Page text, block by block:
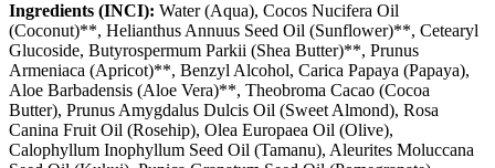
Ingredients (INCI): Water (Aqua), Cocos Nucifera Oil
(Coconut)**, Helianthus Annuus Seed Oil (Sunflower)**, Cetearyl
Glucoside, Butyrospermum Parkii (Shea Butter)**, Prunus
Armeniaca (Apricot)**, Benzyl Alcohol, Carica Papaya (Papaya),
Aloe Barbadensis (Aloe Vera)**, Theobroma Cacao (Cocoa
Butter), Prunus Amygdalus Dulcis Oil (Sweet Almond), Rosa
Canina Fruit Oil (Rosehip), Olea Europaea Oil (Olive),
Calophyllum Inophyllum Seed Oil (Tamanu), Aleurites Moluccana